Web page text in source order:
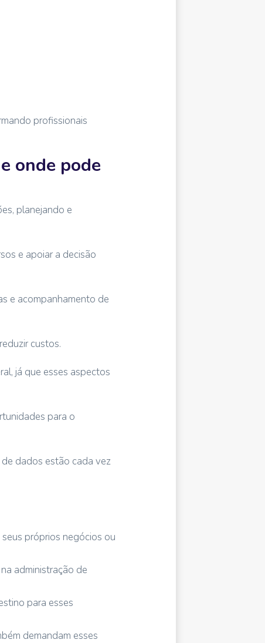
profissionais
onde pode
planejando e
e apoiar a decisão
e acompanhamento de
custos.
já que esses aspectos
para o
dados estão cada vez
próprios negócios ou
administração de
para esses
demandam esses